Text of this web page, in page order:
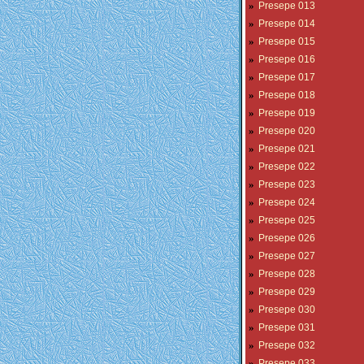
» Presepe 013
» Presepe 014
» Presepe 015
» Presepe 016
» Presepe 017
» Presepe 018
» Presepe 019
» Presepe 020
» Presepe 021
» Presepe 022
» Presepe 023
» Presepe 024
» Presepe 025
» Presepe 026
» Presepe 027
» Presepe 028
» Presepe 029
» Presepe 030
» Presepe 031
» Presepe 032